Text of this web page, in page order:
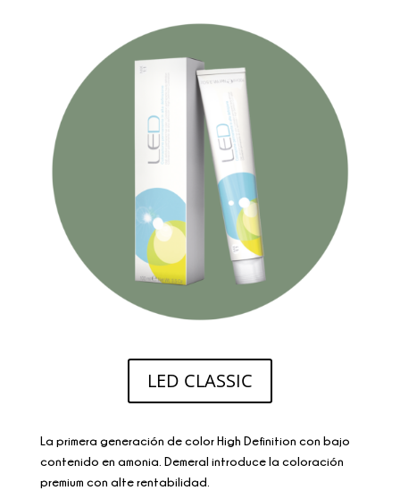
LED CLASSIC
La primera generación de color High Definition con bajo
contenido en amonia. Demeral introduce la coloración
premium con alte rentabilidad.